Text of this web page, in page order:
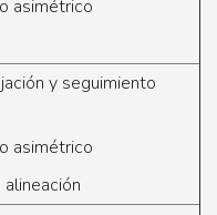
asimétrico
y seguimiento
asimétrico